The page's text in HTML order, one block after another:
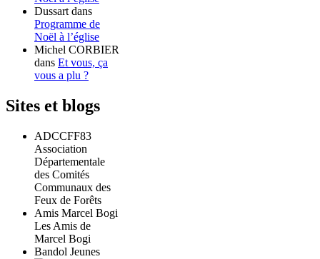
Dussart dans
Programme de
Noël à l’église
Michel CORBIER
dans Et vous, ça
vous a plu ?
Sites et blogs
ADCCFF83
Association
Départementale
des Comités
Communaux des
Feux de Forêts
Amis Marcel Bogi
Les Amis de
Marcel Bogi
Bandol Jeunes